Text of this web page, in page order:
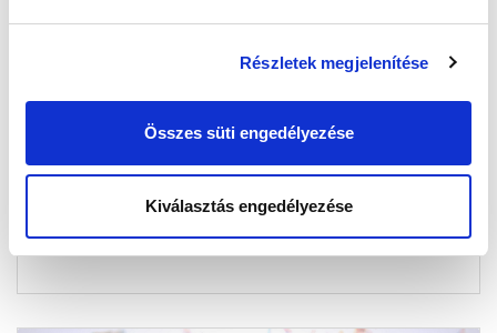
Részletek megjelenítése
Összes süti engedélyezése
Kiválasztás engedélyezése
MTK BUDAPEST - DVTK 2-1
ÖSSZEFOGLALÓ (VIDEÓ)
2023-09-03 08:31:06